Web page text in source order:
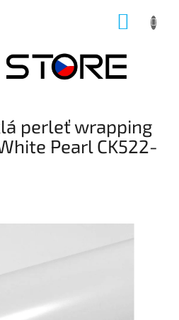
perleť wrapping
Pearl CK522-